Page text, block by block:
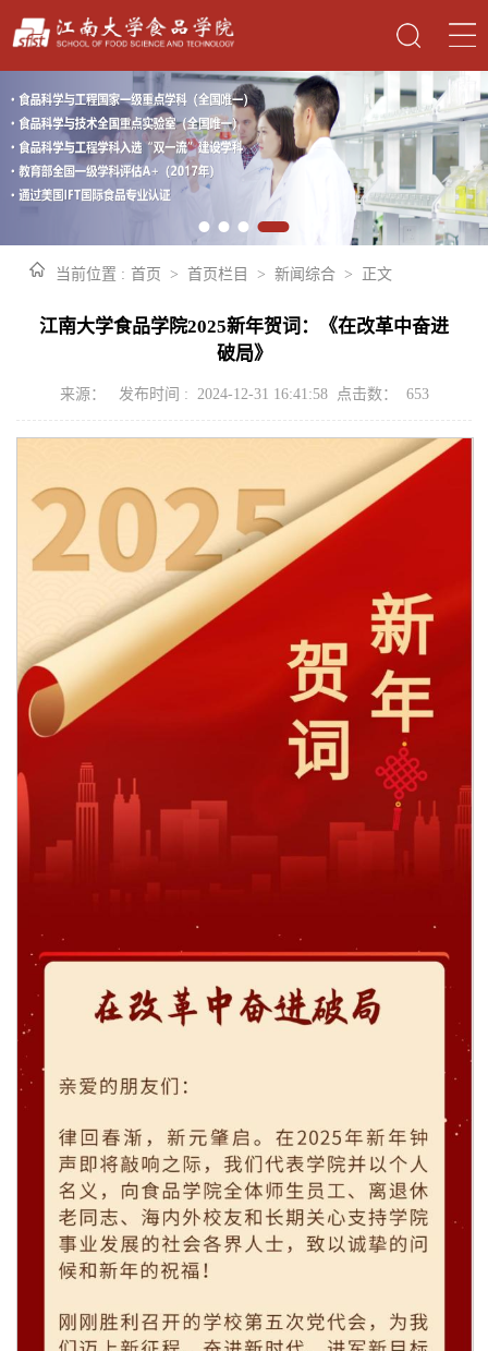
当前位置 : 首页 > 首页栏目 > 新闻综合 > 正文
江南大学食品学院2025新年贺词：《在改革中奋进
破局》
来源： 发布时间 : 2024-12-31 16:41:58 点击数： 653